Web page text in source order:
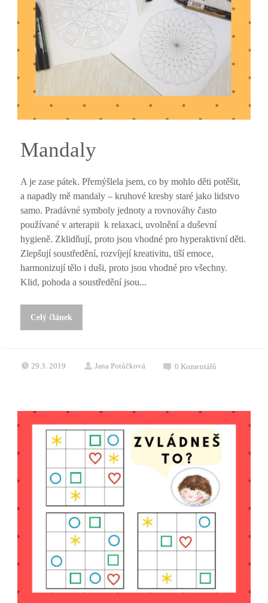
Mandaly
A je zase pátek. Přemýšlela jsem, co by mohlo děti potěšit,
a napadly mě mandaly – kruhové kresby staré jako lidstvo
samo. Pradávné symboly jednoty a rovnováhy často
používané v arterapii k relaxaci, uvolnění a duševní
hygieně. Zklidňují, proto jsou vhodné pro hyperaktivní děti.
Zlepšují soustředění, rozvíjejí kreativitu, tiší emoce,
harmonizují tělo i duši, proto jsou vhodné pro všechny.
Klid, pohoda a soustředění jsou...
Celý článek
29.3. 2019 Jana Potůčková 0Komentářů